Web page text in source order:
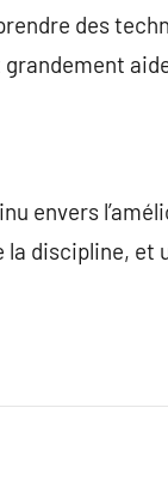
des
envers
la discipline, et